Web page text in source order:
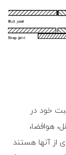
خود در
هوافضا،
از آنها هستند